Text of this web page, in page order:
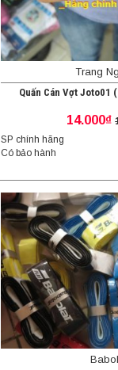
Trang
Quấn Cán Vợt Joto01
14.000₫
SP chính hãng
Có bảo hành